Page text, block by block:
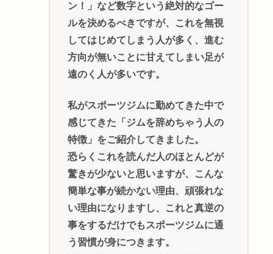
ン！」など数字という絶対的なゴー
ルを決めるべきですが、これを無視
してはじめてしまう人が多く、進む
方向が無いことに甘えてしまい足が
遠のく人が多いです。
私がスポーツジムに勤めてきた中で
感じてきた「ジムを辞めちゃう人の
特徴」をご紹介してきました。
恐らくこれを読んだ人のほとんどが
驚きが少ないと思いますが、こんな
簡単な事が続かない理由、頑張れな
い理由になりますし、これと真逆の
事をするだけでもスポーツジムに通
う習慣が身につきます。